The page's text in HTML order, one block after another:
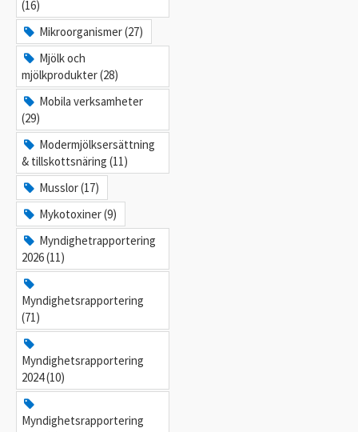
(16)
Mikroorganismer (27)
Mjölk och
mjölkprodukter (28)
Mobila verksamheter
(29)
Modermjölksersättning
& tillskottsnäring (11)
Musslor (17)
Mykotoxiner (9)
Myndighetrapportering
2026 (11)
Myndighetsrapportering
(71)
Myndighetsrapportering
2024 (10)
Myndighetsrapportering